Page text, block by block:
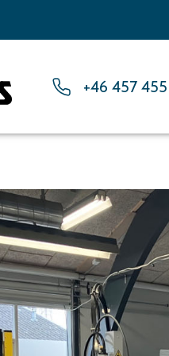
+46 457